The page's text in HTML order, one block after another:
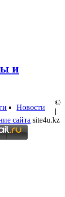
и
Новости
©
|
сайта site4u.kz